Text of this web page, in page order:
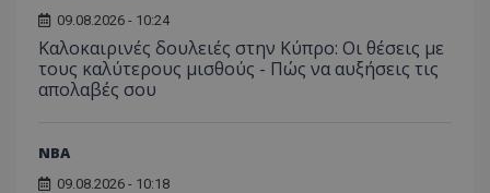
09.08.2026 - 10:24
Καλοκαιρινές δουλειές στην Κύπρο: Οι θέσεις με
τους καλύτερους μισθούς - Πώς να αυξήσεις τις
απολαβές σου
NBA
09.08.2026 - 10:18